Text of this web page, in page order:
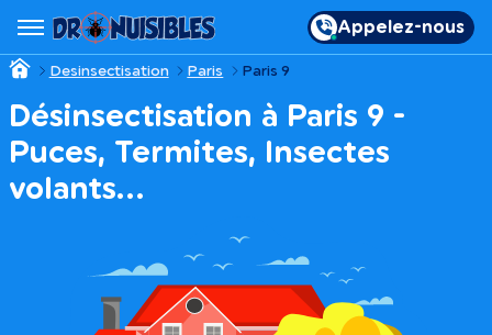
Appelez-nous
Desinsectisation Paris Paris 9
Désinsectisation à Paris 9 -
Puces, Termites, Insectes
volants…